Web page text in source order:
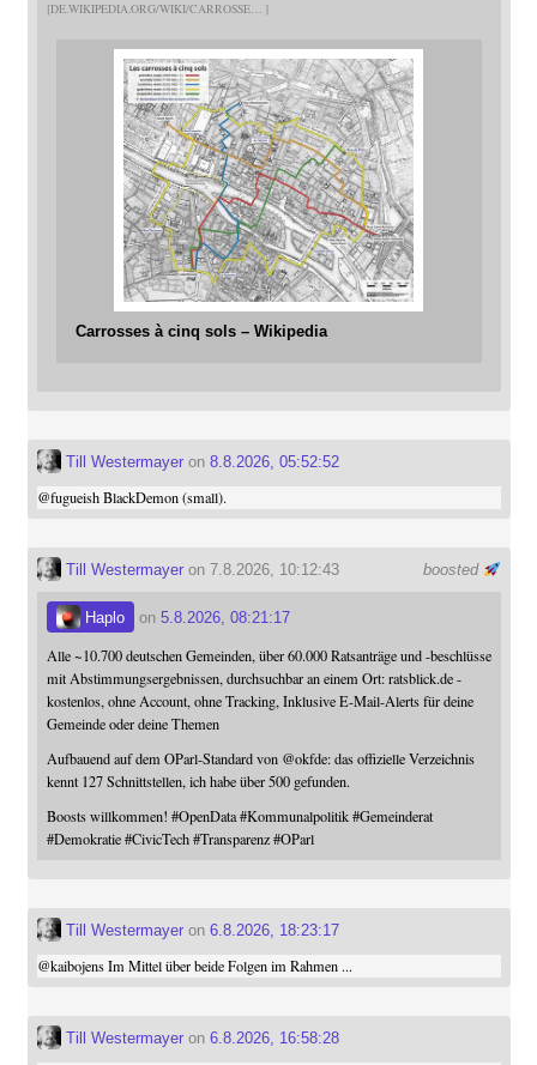
DE.WIKIPEDIA.ORG/WIKI/CARROSSE
Carrosses à cinq sols – Wikipedia
Till Westermayeron 8.8.2026, 05:52:52
@fugueishBlackDemon (small).
boosted
Till Westermayeron 7.8.2026, 10:12:43
Haplo on 5.8.2026, 08:21:17
Alle ~10.700 deutschen Gemeinden, über 60.000 Ratsanträge und -beschlüsse
mit Abstimmungsergebnissen, durchsuchbar an einem Ort: ratsblick.de -
kostenlos, ohne Account, ohne Tracking, Inklusive E-Mail-Alerts für deine
Gemeinde oder deine Themen
Aufbauend auf dem OParl-Standard von @okfde: das offizielle Verzeichnis
kennt 127 Schnittstellen, ich habe über 500 gefunden.
Boosts willkommen! #OpenData #Kommunalpolitik #Gemeinderat
#Demokratie #CivicTech #Transparenz #OParl
Till Westermayeron 6.8.2026, 18:23:17
@kaibojensIm Mittel über beide Folgen im Rahmen ...
Till Westermayeron 6.8.2026, 16:58:28